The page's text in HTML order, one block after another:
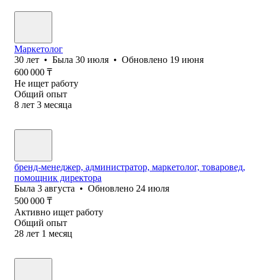
Маркетолог
30 лет • Была 30 июля • Обновлено 19 июня
600 000 ₸
Не ищет работу
Общий опыт
8 лет 3 месяца
бренд-менеджер, администратор, маркетолог, товаровед,
помощник директора
Была 3 августа • Обновлено 24 июля
500 000 ₸
Активно ищет работу
Общий опыт
28 лет 1 месяц